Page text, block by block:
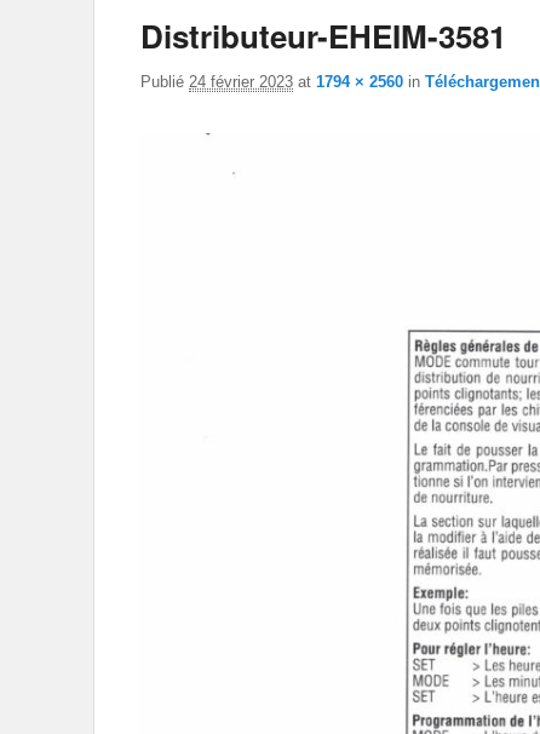
Distributeur-EHEIM-3581
Publié 24 février 2023 at 1794 × 2560 in